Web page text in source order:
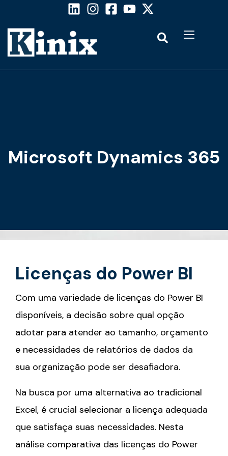
Microsoft Dynamics 365
Licenças do Power BI
Com uma variedade de licenças do Power BI
disponíveis, a decisão sobre qual opção
adotar para atender ao tamanho, orçamento
e necessidades de relatórios de dados da
sua organização pode ser desafiadora.
Na busca por uma alternativa ao tradicional
Excel, é crucial selecionar a licença adequada
que satisfaça suas necessidades. Nesta
análise comparativa das licenças do Power